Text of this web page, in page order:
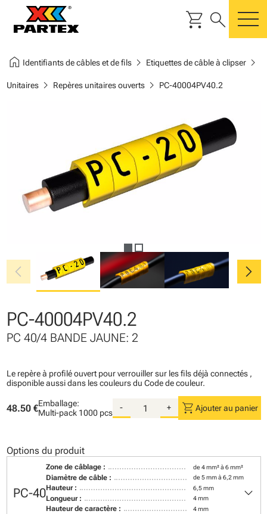
shopping_cart search
home Identifiants de câbles et de filschevron_right Etiquettes de câble à clipserchevron_right
Unitaireschevron_right Repères unitaires ouvertschevron_right PC-40004PV40.2
chevron_left chevron_right
PC-40004PV40.2
PC 40/4 BANDE JAUNE: 2
Le repère à profilé ouvert pour verrouiller sur les fils déjà connectés ,
disponible aussi dans les couleurs du Code de couleur.
48.50 €Emballage:
Multi-pack 1000 pcs
- + shopping_cart Ajouter au panier
Options du produit
PC-40
Zone de câblage : de 4 mm² à 6 mm²
Diamètre de câble : de 5 mm à 6,2 mm
Hauteur : 6,5 mm
Longueur : 4 mm
Hauteur de caractère : 4 mm
keyboard_arrow_down